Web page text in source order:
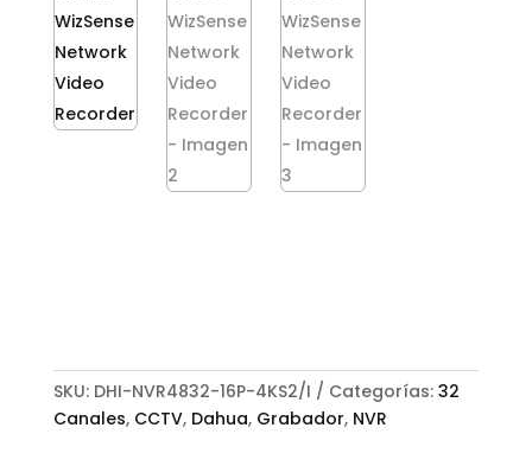
SKU: DHI-NVR4832-16P-4KS2/I Categorías: 32
Canales, CCTV, Dahua, Grabador, NVR